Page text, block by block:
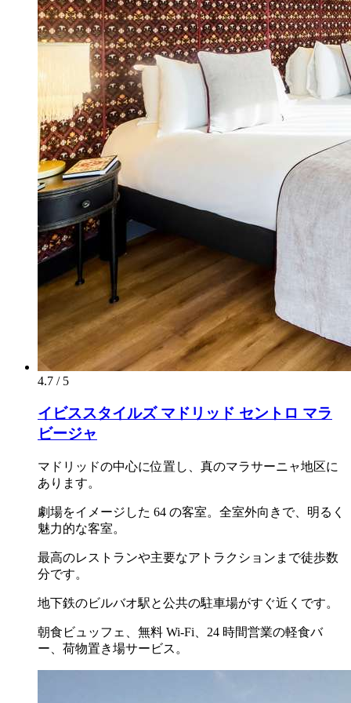
4.7 / 5
イビススタイルズ マドリッド セントロ マラ
ビージャ
マドリッドの中心に位置し、真のマラサーニャ地区に
あります。
劇場をイメージした 64 の客室。全室外向きで、明るく
魅力的な客室。
最高のレストランや主要なアトラクションまで徒歩数
分です。
地下鉄のビルバオ駅と公共の駐車場がすぐ近くです。
朝食ビュッフェ、無料 Wi-Fi、24 時間営業の軽食バ
ー、荷物置き場サービス。